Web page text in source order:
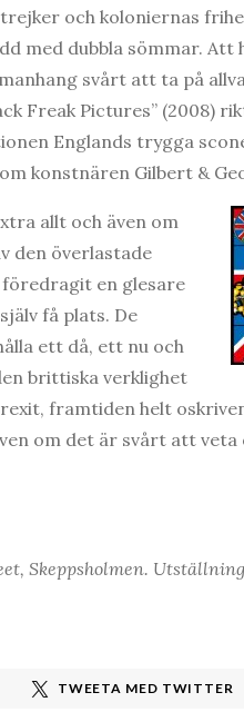
och koloniernas
med dubbla sömmar.
svårt att ta på
Freak Pictures” (2008)
Englands trygga
konstnären Gilbert &
allt och även om
den överlastade
en glesare
få plats. De
ett då, ett nu och
brittiska verklighet
framtiden helt
om det är svårt att
Skeppsholmen.
TWEETA MED TWITTER